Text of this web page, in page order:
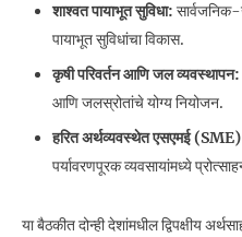
शाश्वत पायाभूत सुविधा: सार्वजनिक-
पायाभूत सुविधांचा विकास.
कृषी परिवर्तन आणि जल व्यवस्थापन:
आणि जलस्रोतांचे योग्य नियोजन.
हरित अर्थव्यवस्थेत एसएमई
पर्यावरणपूरक व्यवसायांमध्ये
या बैठकीत दोन्ही देशांमधील द्विपक्षीय